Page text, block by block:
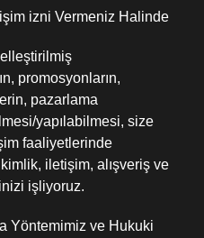
izni Vermeniz Halinde
promosyonların,
pazarlama
yapılabilmesi, size
faaliyetlerinde
iletişim, alışveriş ve
işliyoruz.
Yöntemimiz ve Hukuki